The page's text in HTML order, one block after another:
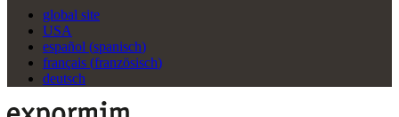
global site
USA
español (spanisch)
français (französisch)
deutsch